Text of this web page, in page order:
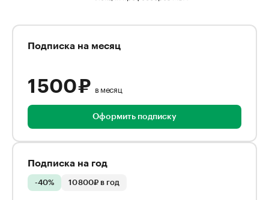
Подписка на месяц
1 500 ₽ в месяц
Оформить подписку
Подписка на год
-40% 10 800₽ в год